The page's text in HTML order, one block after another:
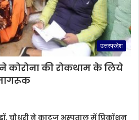
उत्तरप्रदेश
ने कोरोना की रोकथाम के लिये
डॉ. चौधरी ने काटजू अस्पताल में प्रिकॉशन